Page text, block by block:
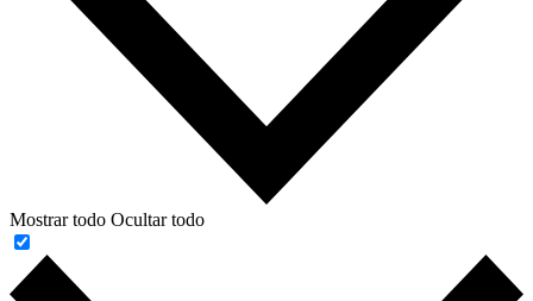
Mostrar todo Ocultar todo